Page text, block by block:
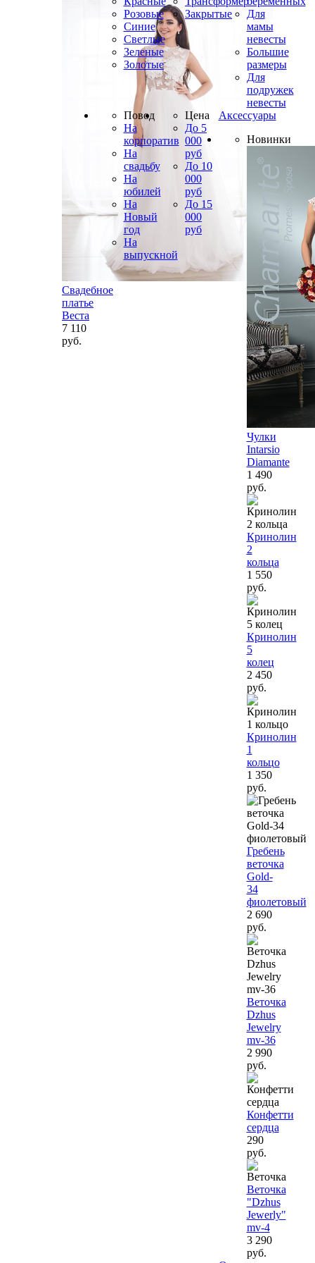
Свадебное
платье
Веста
7 110
руб.
Розовые
Синие
Светлые
Зеленые
Золотые
Закрытые
Для
мамы
невесты
Большие
размеры
Для
подружек
невесты
Повод
На
корпоратив
На
свадьбу
На
юбилей
На
Новый
год
На
выпускной
Цена
До 5
000
руб
До 10
000
руб
До 15
000
руб
Аксессуары
Новинки
Чулки
Intarsio
Diamante
1 490
руб.
Кринолин
2
кольца
1 550
руб.
Кринолин
5
колец
2 450
руб.
Кринолин
1
кольцо
1 350
руб.
Гребень
веточка
Gold-
34
фиолетовый
2 690
руб.
Веточка
Dzhus
Jewelry
mv-36
2 990
руб.
Конфетти
сердца
290
руб.
Веточка
"Dzhus
Jewerly"
mv-4
3 290
руб.